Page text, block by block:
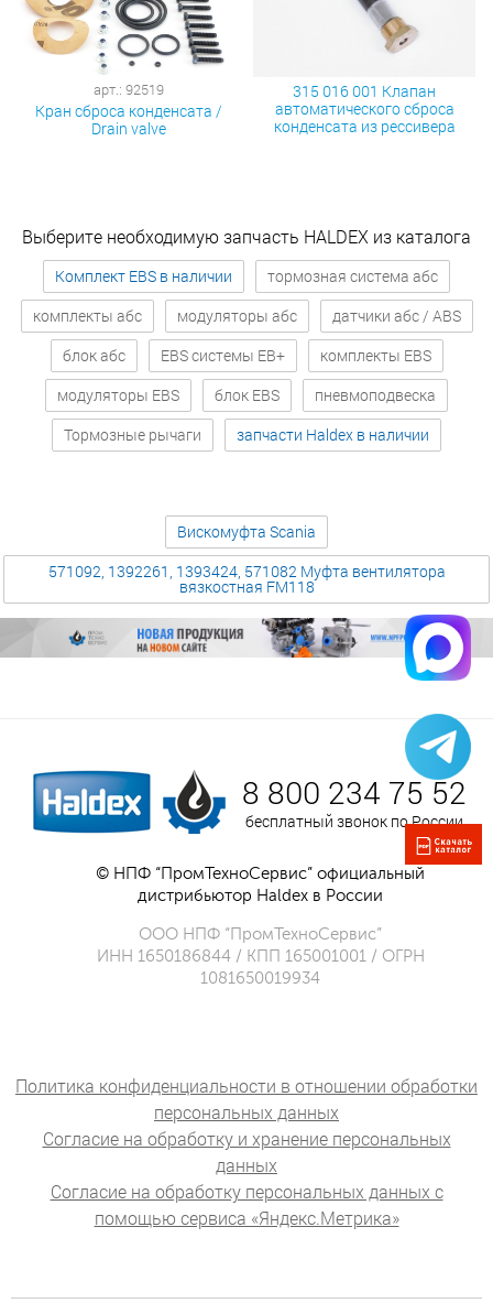
арт.: 92519
Кран сброса конденсата /
Drain valve
315 016 001 Клапан
автоматического сброса
конденсата из рессивера
Выберите необходимую запчасть HALDEX из каталога
Комплект EBS в наличии
тормозная система абс
комплекты абс
модуляторы абс
датчики абс / ABS
блок абс
EBS системы EB+
комплекты EBS
модуляторы EBS
блок EBS
пневмоподвеска
Тормозные рычаги
запчасти Haldex в наличии
Вискомуфта Scania
571092, 1392261, 1393424, 571082 Муфта вентилятора
вязкостная FM118
8 800 234 75 52
бесплатный звонок по России
© НПФ “ПромТехноСервис” официальный
дистрибьютор Haldex в России
ООО НПФ “ПромТехноСервис”
ИНН 1650186844 / КПП 165001001 / ОГРН
1081650019934
Политика конфиденциальности в отношении обработки
персональных данных
Согласие на обработку и хранение персональных
данных
Согласие на обработку персональных данных с
помощью сервиса «Яндекс.Метрика»